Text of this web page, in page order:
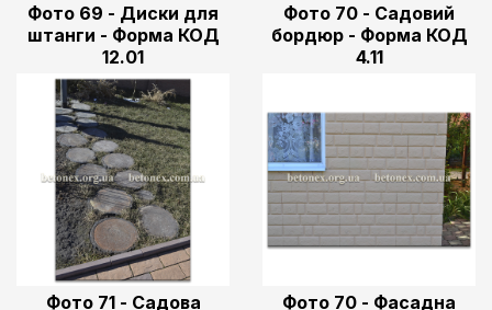
Фото 69 - Диски для
штанги - Форма КОД
12.01
Фото 70 - Садовий
бордюр - Форма КОД
4.11
Фото 71 - Садова
Фото 70 - Фасадна